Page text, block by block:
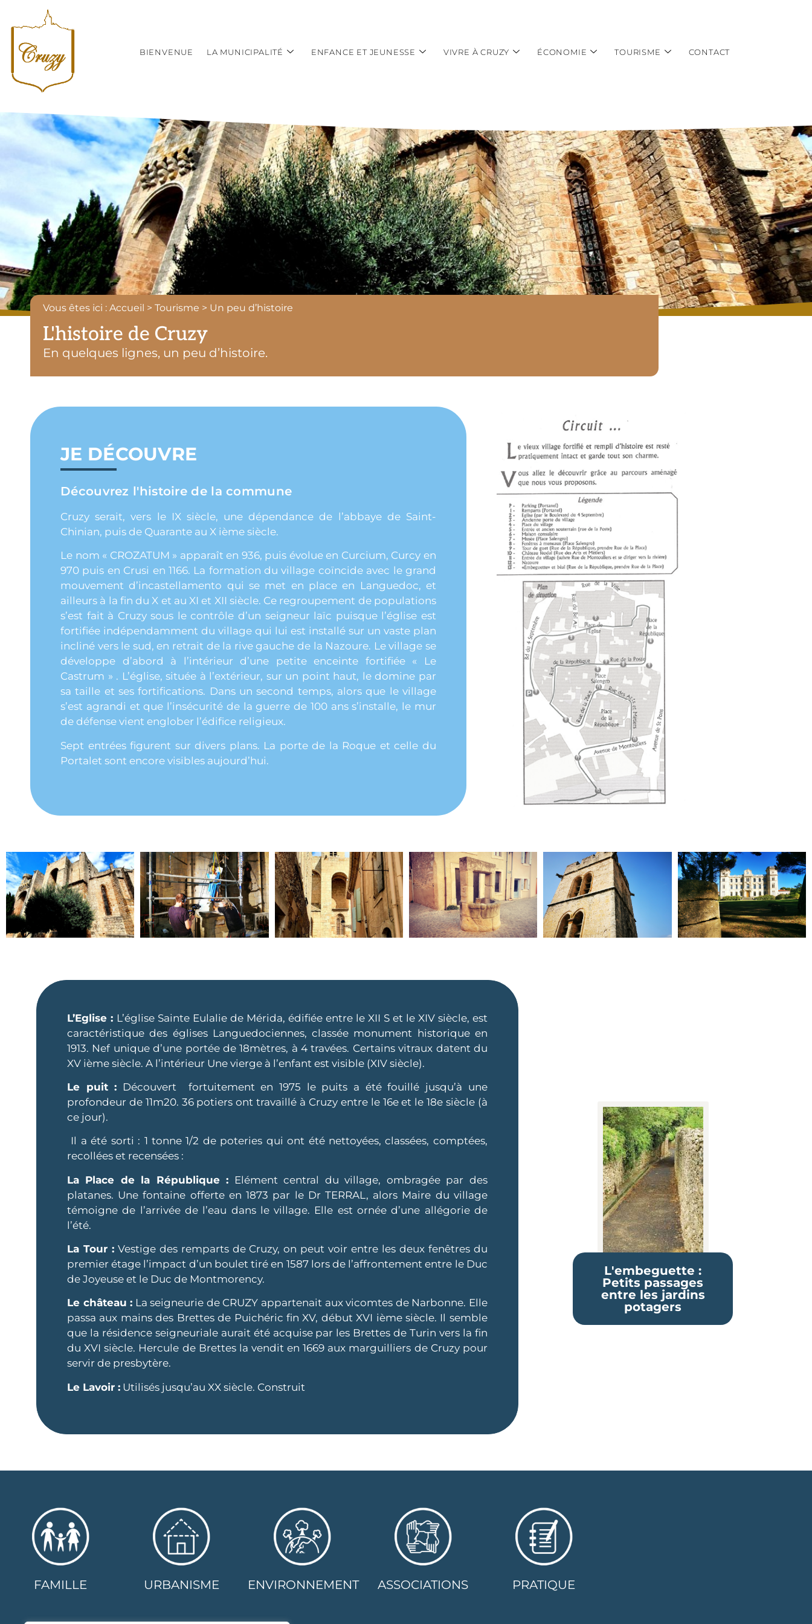
BIENVENUE LA MUNICIPALITÉ ENFANCE ET JEUNESSE VIVRE À CRUZY ÉCONOMIE TOURISME CONTACT
Vous êtes ici : Accueil > Tourisme > Un peu d’histoire
L'histoire de Cruzy
En quelques lignes, un peu d’histoire.
JE DÉCOUVRE
Découvrez l'histoire de la commune
Cruzy serait, vers le IX siècle, une dépendance de l’abbaye de Saint-
Chinian, puis de Quarante au X ième siècle.
Le nom « CROZATUM » apparaît en 936, puis évolue en Curcium, Curcy en
970 puis en Crusi en 1166. La formation du village coïncide avec le grand
mouvement d’incastellamento qui se met en place en Languedoc, et
ailleurs à la fin du X et au XI et XII siècle. Ce regroupement de populations
s’est fait à Cruzy sous le contrôle d’un seigneur laïc puisque l’église est
fortifiée indépendamment du village qui lui est installé sur un vaste plan
incliné vers le sud, en retrait de la rive gauche de la Nazoure. Le village se
développe d’abord à l’intérieur d’une petite enceinte fortifiée « Le
Castrum » . L’église, située à l’extérieur, sur un point haut, le domine par
sa taille et ses fortifications. Dans un second temps, alors que le village
s’est agrandi et que l’insécurité de la guerre de 100 ans s’installe, le mur
de défense vient englober l’édifice religieux.
Sept entrées figurent sur divers plans. La porte de la Roque et celle du
Portalet sont encore visibles aujourd’hui.
L’Eglise : L’église Sainte Eulalie de Mérida, édifiée entre le XII S et le XIV siècle, est
caractéristique des églises Languedociennes, classée monument historique en
1913. Nef unique d’une portée de 18mètres, à 4 travées. Certains vitraux datent du
XV ième siècle. A l’intérieur Une vierge à l’enfant est visible (XIV siècle).
Le puit : Découvert fortuitement en 1975 le puits a été fouillé jusqu’à une
profondeur de 11m20. 36 potiers ont travaillé à Cruzy entre le 16e et le 18e siècle (à
ce jour).
Il a été sorti : 1 tonne 1/2 de poteries qui ont été nettoyées, classées, comptées,
recollées et recensées :
La Place de la République : Elément central du village, ombragée par des
platanes. Une fontaine offerte en 1873 par le Dr TERRAL, alors Maire du village
témoigne de l’arrivée de l’eau dans le village. Elle est ornée d’une allégorie de
l’été.
La Tour :Vestige des remparts de Cruzy, on peut voir entre les deux fenêtres du
premier étage l’impact d’un boulet tiré en 1587 lors de l’affrontement entre le Duc
de Joyeuse et le Duc de Montmorency.
Le château : La seigneurie de CRUZY appartenait aux vicomtes de Narbonne. Elle
passa aux mains des Brettes de Puichéric fin XV, début XVI ième siècle. Il semble
que la résidence seigneuriale aurait été acquise par les Brettes de Turin vers la fin
du XVI siècle. Hercule de Brettes la vendit en 1669 aux marguilliers de Cruzy pour
servir de presbytère.
Le Lavoir : Utilisés jusqu’au XX siècle. Construit
L'embeguette :
Petits passages
entre les jardins
potagers
FAMILLE URBANISME ENVIRONNEMENT ASSOCIATIONS PRATIQUE